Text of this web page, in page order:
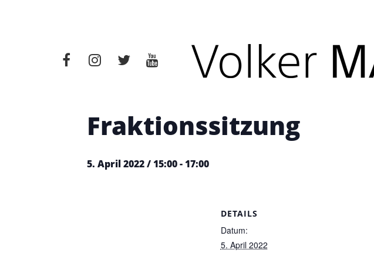
Diese Veranstaltung hat bereits stattgefunden.
Fraktionssitzung
5. April 2022 / 15:00-17:00
DETAILS
Datum:
5. April 2022